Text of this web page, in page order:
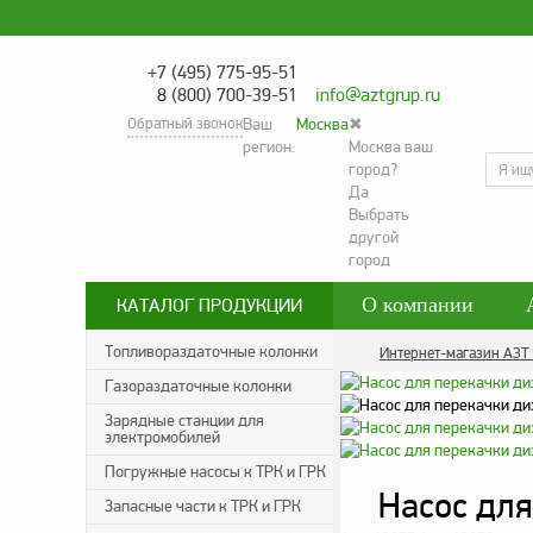
+7 (495) 775-95-51
8 (800) 700-39-51
info@aztgrup.ru
Обратный звонокВаш
регион:
Москва✖
Москва ваш
город?
Да
Выбрать
другой
город
КАТАЛОГ ПРОДУКЦИИ
Топливораздаточные колонки
Газораздаточные колонки
Зарядные станции для
электромобилей
Погружные насосы к ТРК и ГРК
Запасные части к ТРК и ГРК
О компании
Контакты
Политика
Интернет-магазин
Насос